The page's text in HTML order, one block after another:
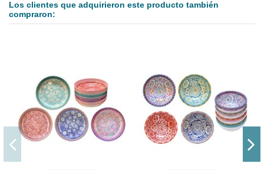
Los clientes que adquirieron este producto también
compraron: